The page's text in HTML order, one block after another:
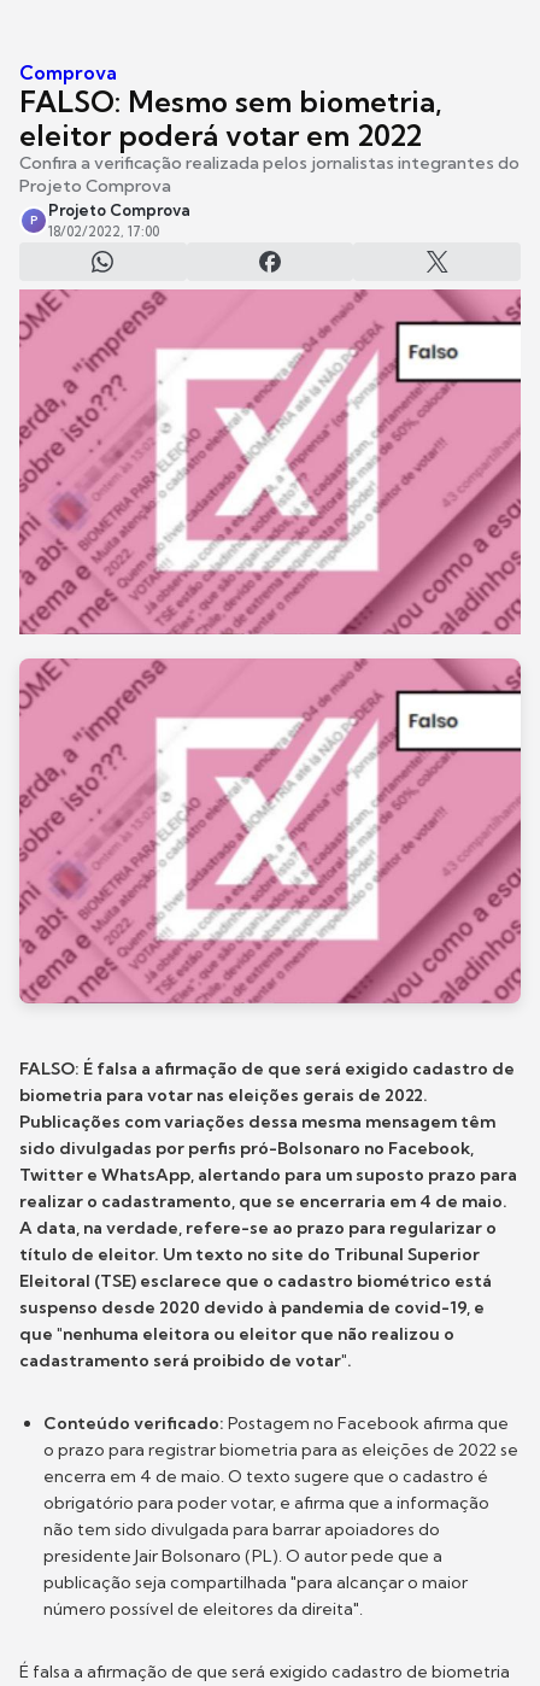
Comprova
FALSO: Mesmo sem biometria,
eleitor poderá votar em 2022
Confira a verificação realizada pelos jornalistas integrantes do
Projeto Comprova
P
Projeto Comprova
18/02/2022, 17:00
FALSO: É falsa a afirmação de que será exigido cadastro de
biometria para votar nas eleições gerais de 2022.
Publicações com variações dessa mesma mensagem têm
sido divulgadas por perfis pró-Bolsonaro no Facebook,
Twitter e WhatsApp, alertando para um suposto prazo para
realizar o cadastramento, que se encerraria em 4 de maio.
A data, na verdade, refere-se ao prazo para regularizar o
título de eleitor. Um texto no site do Tribunal Superior
Eleitoral (TSE) esclarece que o cadastro biométrico está
suspenso desde 2020 devido à pandemia de covid-19, e
que "nenhuma eleitora ou eleitor que não realizou o
cadastramento será proibido de votar".
Conteúdo verificado: Postagem no Facebook afirma que
o prazo para registrar biometria para as eleições de 2022 se
encerra em 4 de maio. O texto sugere que o cadastro é
obrigatório para poder votar, e afirma que a informação
não tem sido divulgada para barrar apoiadores do
presidente Jair Bolsonaro (PL). O autor pede que a
publicação seja compartilhada "para alcançar o maior
número possível de eleitores da direita".
É falsa a afirmação de que será exigido cadastro de biometria